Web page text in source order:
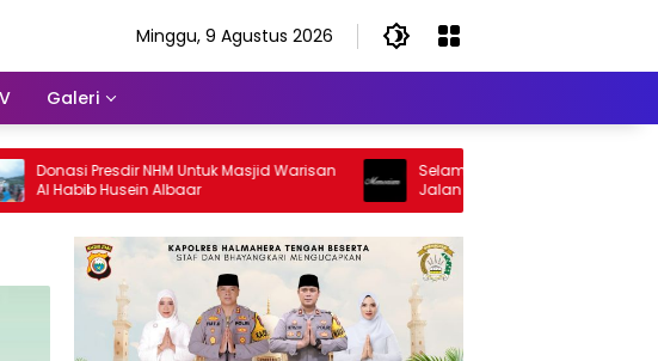
Minggu, 9 Agustus 2026
Galeri
Presdir NHM Untuk Masjid Warisan
Husein Albaar
Selamat Jalan Sang Inspirator, Selamat
Jalan Abangku Yuslam Idris